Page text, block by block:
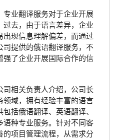
专业翻译服务对于企业开展
过去，由于语言差异，企业
出现信息理解偏差，而通过
司提供的俄语翻译服务，不
强了企业开展国际合作的信
司相关负责人介绍，公司长
领域，拥有经验丰富的语言
括俄语翻译、英语翻译、
语种专业服务。针对不同客
的项目管理流程，从需求分